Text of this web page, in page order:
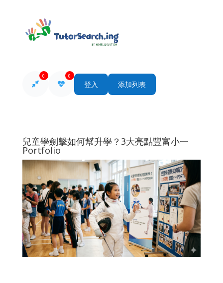
0 0
登入 添加列表
兒童學劍擊如何幫升學？3大亮點豐富小一
Portfolio